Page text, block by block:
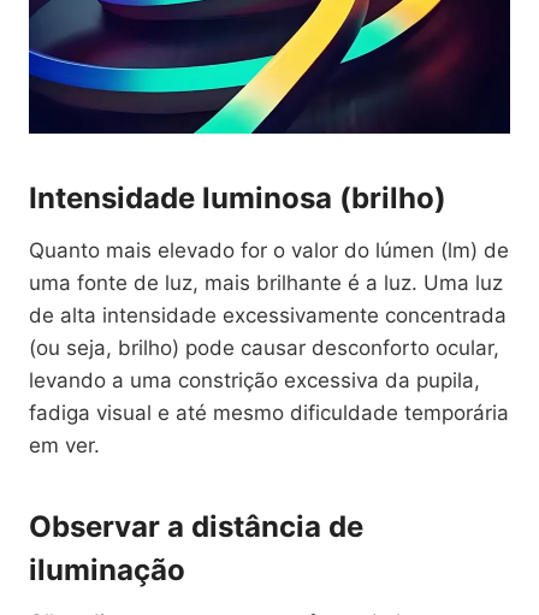
Intensidade luminosa (brilho)
Quanto mais elevado for o valor do lúmen (lm) de
uma fonte de luz, mais brilhante é a luz. Uma luz
de alta intensidade excessivamente concentrada
(ou seja, brilho) pode causar desconforto ocular,
levando a uma constrição excessiva da pupila,
fadiga visual e até mesmo dificuldade temporária
em ver.
Observar a distância de
iluminação